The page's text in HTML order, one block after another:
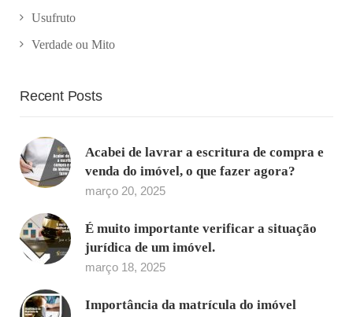
Usufruto
Verdade ou Mito
Recent Posts
Acabei de lavrar a escritura de compra e
venda do imóvel, o que fazer agora?
março 20, 2025
É muito importante verificar a situação
jurídica de um imóvel.
março 18, 2025
Importância da matrícula do imóvel